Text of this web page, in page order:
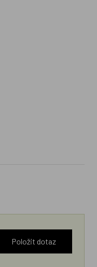
Položit dotaz